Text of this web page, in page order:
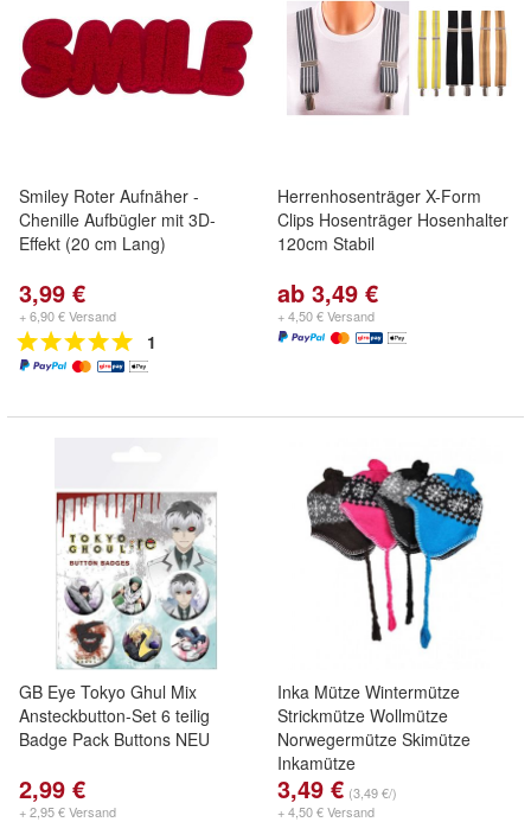
Smiley Roter Aufnäher -
Chenille Aufbügler mit 3D-
Effekt (20 cm Lang)
3,99 €
+ 6,90 € Versand
1
Herrenhosenträger X-Form
Clips Hosenträger Hosenhalter
120cm Stabil
ab 3,49 €
+ 4,50 € Versand
GB Eye Tokyo Ghul Mix
Ansteckbutton-Set 6 teilig
Badge Pack Buttons NEU
2,99 €
+ 2,95 € Versand
Inka Mütze Wintermütze
Strickmütze Wollmütze
Norwegermütze Skimütze
Inkamütze
3,49 € (3,49 €/)
+ 4,50 € Versand